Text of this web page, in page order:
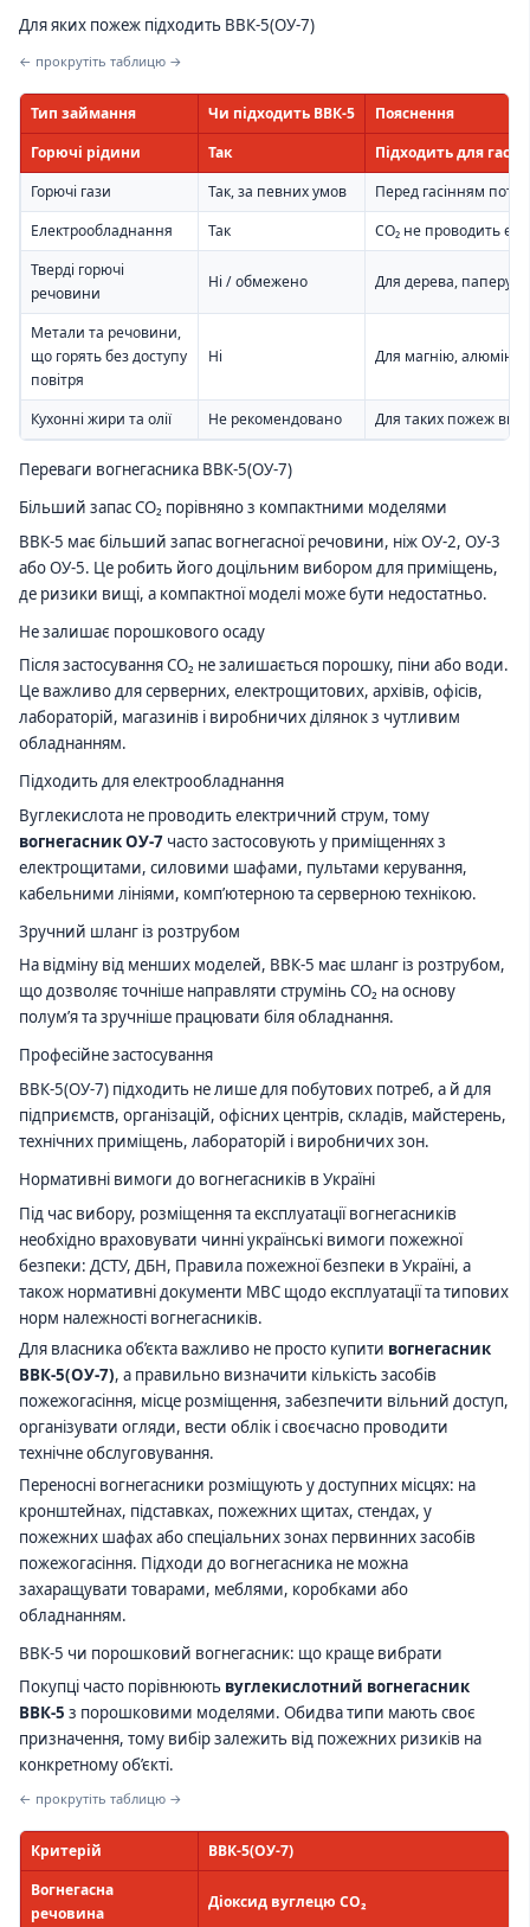
Для яких пожеж підходить ВВК-5(ОУ-7)
← прокрутіть таблицю →
Тип займання Чи підходить ВВК-5
Пояснення
Горючі рідини
Так
Підходить для
Горючі гази
Так, за певних умов
Перед гасінням
Електрообладнання
Так
CO₂ не проводить
Тверді горючі
речовини
Ні / обмежено Для дерева, паперу,
Метали та речовини,
що горять без доступу
повітря
Ні Для магнію,
Кухонні жири та олії Не рекомендовано Для таких пожеж
Переваги вогнегасника ВВК-5(ОУ-7)
Більший запас CO₂ порівняно з компактними моделями
ВВК-5 має більший запас вогнегасної речовини, ніж ОУ-2, ОУ-3
або ОУ-5. Це робить його доцільним вибором для приміщень,
де ризики вищі, а компактної моделі може бути недостатньо.
Не залишає порошкового осаду
Після застосування CO₂ не залишається порошку, піни або води.
Це важливо для серверних, електрощитових, архівів, офісів,
лабораторій, магазинів і виробничих ділянок з чутливим
обладнанням.
Підходить для електрообладнання
Вуглекислота не проводить електричний струм, тому
вогнегасник ОУ-7 часто застосовують у приміщеннях з
електрощитами, силовими шафами, пультами керування,
кабельними лініями, комп’ютерною та серверною технікою.
Зручний шланг із розтрубом
На відміну від менших моделей, ВВК-5 має шланг із розтрубом,
що дозволяє точніше направляти струмінь CO₂ на основу
полум’я та зручніше працювати біля обладнання.
Професійне застосування
ВВК-5(ОУ-7) підходить не лише для побутових потреб, а й для
підприємств, організацій, офісних центрів, складів, майстерень,
технічних приміщень, лабораторій і виробничих зон.
Нормативні вимоги до вогнегасників в Україні
Під час вибору, розміщення та експлуатації вогнегасників
необхідно враховувати чинні українські вимоги пожежної
безпеки: ДСТУ, ДБН, Правила пожежної безпеки в Україні, а
також нормативні документи МВС щодо експлуатації та типових
норм належності вогнегасників.
Для власника об’єкта важливо не просто купити вогнегасник
ВВК-5(ОУ-7), а правильно визначити кількість засобів
пожежогасіння, місце розміщення, забезпечити вільний доступ,
організувати огляди, вести облік і своєчасно проводити
технічне обслуговування.
Переносні вогнегасники розміщують у доступних місцях: на
кронштейнах, підставках, пожежних щитах, стендах, у
пожежних шафах або спеціальних зонах первинних засобів
пожежогасіння. Підходи до вогнегасника не можна
захаращувати товарами, меблями, коробками або
обладнанням.
ВВК-5 чи порошковий вогнегасник: що краще вибрати
Покупці часто порівнюють вуглекислотний вогнегасник
ВВК-5 з порошковими моделями. Обидва типи мають своє
призначення, тому вибір залежить від пожежних ризиків на
конкретному об’єкті.
← прокрутіть таблицю →
Критерій
ВВК-5(ОУ-7)
Вогнегасна
речовина
Діоксид вуглецю CO₂